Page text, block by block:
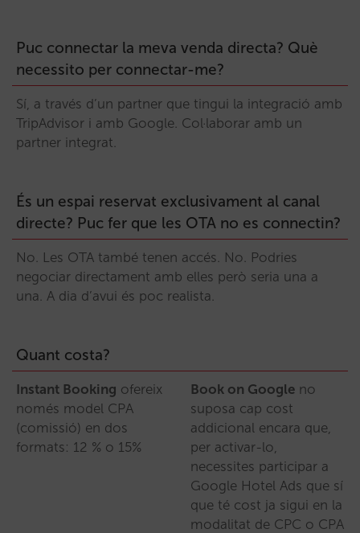
Puc connectar la meva venda directa? Què
necessito per connectar-me?
Sí, a través d’un partner que tingui la integració amb
TripAdvisor i amb Google. Col·laborar amb un
partner integrat.
És un espai reservat exclusivament al canal
directe? Puc fer que les OTA no es connectin?
No. Les OTA també tenen accés. No. Podries
negociar directament amb elles però seria una a
una. A dia d’avui és poc realista.
Quant costa?
Instant Booking ofereix
només model CPA
(comissió) en dos
formats: 12 % o 15%
Book on Google no
suposa cap cost
addicional encara que,
per activar-lo,
necessites participar a
Google Hotel Ads que sí
que té cost ja sigui en la
modalitat de CPC o CPA